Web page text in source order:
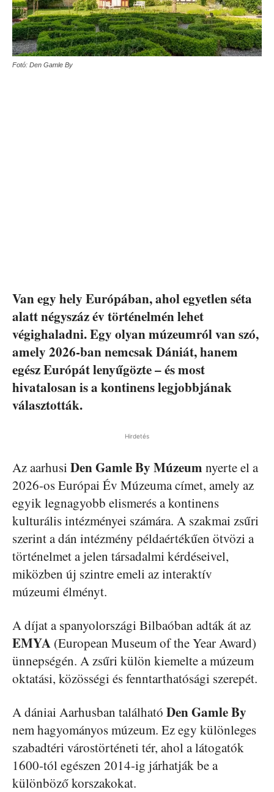
Fotó: Den Gamle By
Van egy hely Európában, ahol egyetlen séta
alatt négyszáz év történelmén lehet
végighaladni. Egy olyan múzeumról van szó,
amely 2026-ban nemcsak Dániát, hanem
egész Európát lenyűgözte – és most
hivatalosan is a kontinens legjobbjának
választották.
Hirdetés
Az aarhusi Den Gamle By Múzeum nyerte el a
2026-os Európai Év Múzeuma címet, amely az
egyik legnagyobb elismerés a kontinens
kulturális intézményei számára. A szakmai zsűri
szerint a dán intézmény példaértékűen ötvözi a
történelmet a jelen társadalmi kérdéseivel,
miközben új szintre emeli az interaktív
múzeumi élményt.
A díjat a spanyolországi Bilbaóban adták át az
EMYA (European Museum of the Year Award)
ünnepségén. A zsűri külön kiemelte a múzeum
oktatási, közösségi és fenntarthatósági szerepét.
A dániai Aarhusban található Den Gamle By
nem hagyományos múzeum. Ez egy különleges
szabadtéri várostörténeti tér, ahol a látogatók
1600-tól egészen 2014-ig járhatják be a
különböző korszakokat.